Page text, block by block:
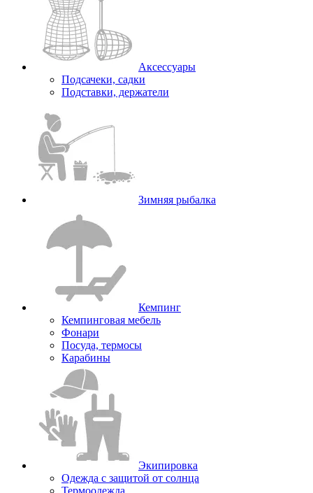
Аксессуары
Подсачеки, садки
Подставки, держатели
Зимняя рыбалка
Кемпинг
Кемпинговая мебель
Фонари
Посуда, термосы
Карабины
Экипировка
Одежда с защитой от солнца
Термоодежда